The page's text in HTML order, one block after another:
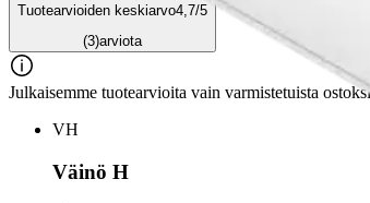
Tuotearvioiden keskiarvo4,7/5
(3)arviota
Julkaisemme tuotearvioita vain varmistetuista
VH
Väinö H